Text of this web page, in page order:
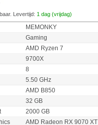
Levertijd: 1 dag (vrijdag)
MEMONKY
Gaming
AMD Ryzen 7
9700X
8
5.50 GHz
AMD B850
32 GB
2000 GB
AMD Radeon RX 9070 XT